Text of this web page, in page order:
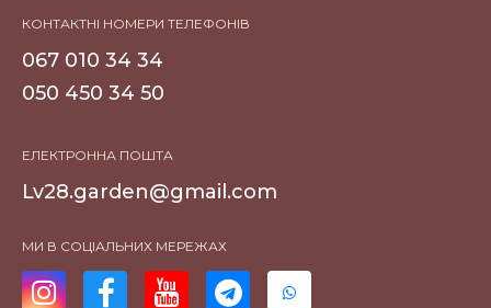
КОНТАКТНІ НОМЕРИ ТЕЛЕФОНІВ
067 010 34 34
050 450 34 50
ЕЛЕКТРОННА ПОШТА
Lv28.garden@gmail.com
МИ В СОЦІАЛЬНИХ МЕРЕЖАХ